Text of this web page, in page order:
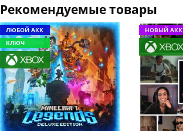
Рекомендуемые товары
ЛЮБОЙ АКК
КЛЮЧ
НОВЫЙ АКК